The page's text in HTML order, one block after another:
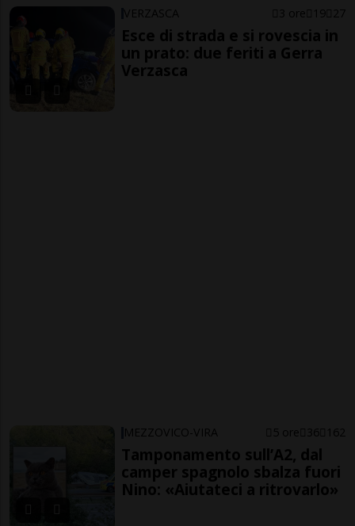
VERZASCA 3 ore 19 27
Esce di strada e si rovescia in
un prato: due feriti a Gerra
Verzasca
MEZZOVICO-VIRA 5 ore 36 162
Tamponamento sull’A2, dal
camper spagnolo sbalza fuori
Nino: «Aiutateci a ritrovarlo»